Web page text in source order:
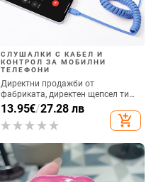
СЛУШАЛКИ С КАБЕЛ И
КОНТРОЛ ЗА МОБИЛНИ
ТЕЛЕФОНИ
Директни продажби от
фабриката, директен щепсел тип
C, мобилен телефон, Douyin
Internet Celebrity, електрически
микрофон, слушалки с C порт,
13.95€/27.28 лв
add_shopping_cart